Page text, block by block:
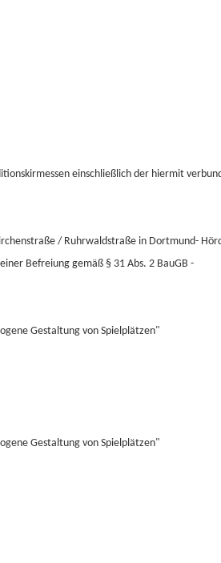
einschließlich der hiermit
/ Ruhrwaldstraße in Dortmund-
Befreiung gemäß § 31 Abs. 2 BauGB -
Gestaltung von Spielplätzen"
Gestaltung von Spielplätzen"